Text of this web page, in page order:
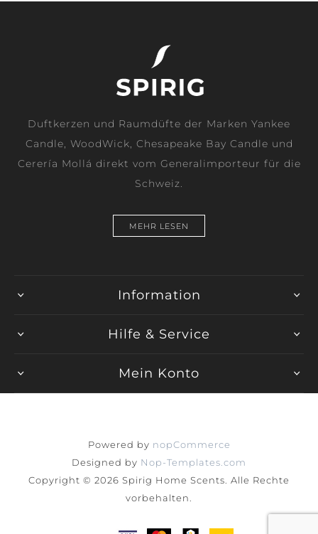
Duftkerzen und Raumdüfte der Marken Yankee
Candle, WoodWick, Chesapeake Bay Candle und
Cerería Mollá direkt vom Generalimporteur für die
Schweiz.
MEHR LESEN
Information
Hilfe & Service
Mein Konto
Powered by nopCommerce
Designed by Nop-Templates.com
Copyright © 2026 Spirig Home Scents. Alle Rechte
vorbehalten.